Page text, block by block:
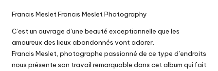
Francis Meslet Francis Meslet Photography
C’est un ouvrage d’une beauté exceptionnelle que les
amoureux des lieux abandonnés vont adorer.
Francis Meslet, photographe passionné de ce type d’endroits
nous présente son travail remarquable dans cet album qui fait